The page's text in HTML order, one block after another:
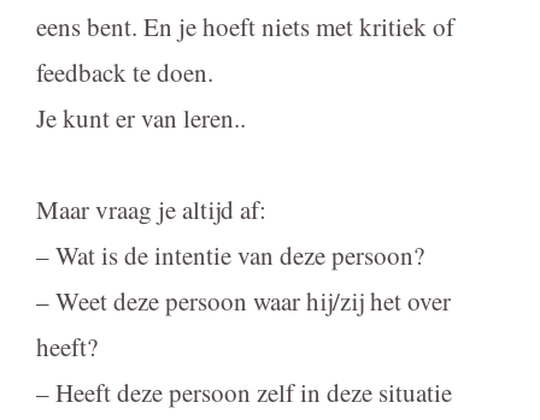
eens bent. En je hoeft niets met kritiek of
feedback te doen.
Je kunt er van leren..
Maar vraag je altijd af:
– Wat is de intentie van deze persoon?
– Weet deze persoon waar hij/zij het over
heeft?
– Heeft deze persoon zelf in deze situatie